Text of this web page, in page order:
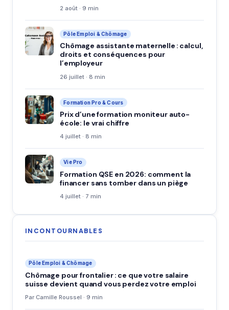
2 août · 9 min
Pôle Emploi & Chômage
Chômage assistante maternelle : calcul,
droits et conséquences pour
l’employeur
26 juillet · 8 min
Formation Pro & Cours
Prix d’une formation moniteur auto-
école: le vrai chiffre
4 juillet · 8 min
Vie Pro
Formation QSE en 2026: comment la
financer sans tomber dans un piège
4 juillet · 7 min
INCONTOURNABLES
Pôle Emploi & Chômage
Chômage pour frontalier : ce que votre salaire
suisse devient quand vous perdez votre emploi
Par Camille Roussel · 9 min